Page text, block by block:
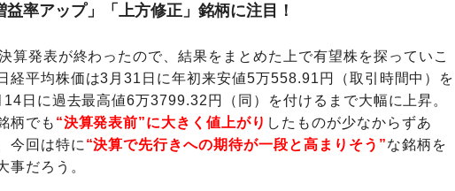
益率アップ」「上方修正」銘柄に注目！
算発表が終わったので、結果をまとめた上で有望株を探っていこ
経平均株価は3月31日に年初来安値5万558.91円（取引時間中）を
日に過去最高値6万3799.32円（同）を付けるまで大幅に上昇。
柄でも “決算発表前”に大きく値上がり したものが少なからずあ
今回は特に “決算で先行きへの期待が一段と高まりそう”な銘柄を
事だろう。